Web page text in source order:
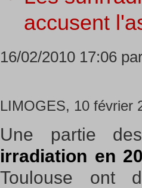
accusent
16/02/2010 17:06
LIMOGES, 10 février
Une partie
irradiation en
Toulouse ont